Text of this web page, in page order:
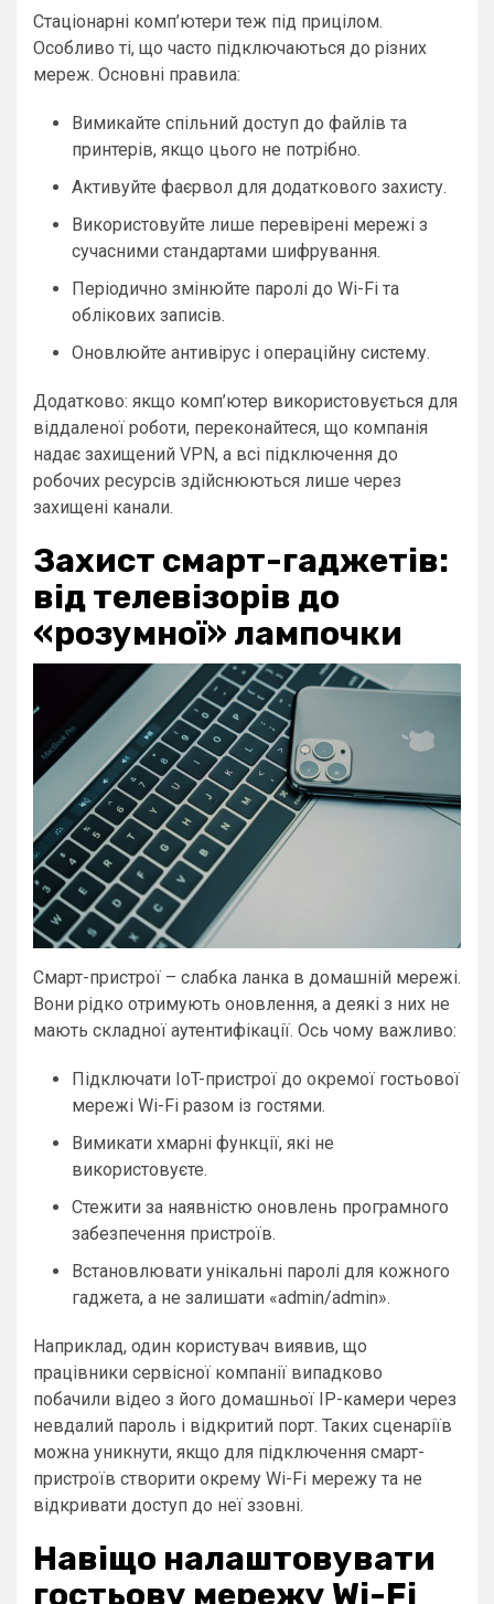
Стаціонарні комп’ютери теж під прицілом.
Особливо ті, що часто підключаються до різних
мереж. Основні правила:
Вимикайте спільний доступ до файлів та
принтерів, якщо цього не потрібно.
Активуйте фаєрвол для додаткового захисту.
Використовуйте лише перевірені мережі з
сучасними стандартами шифрування.
Періодично змінюйте паролі до Wi-Fi та
облікових записів.
Оновлюйте антивірус і операційну систему.
Додатково: якщо комп’ютер використовується для
віддаленої роботи, переконайтеся, що компанія
надає захищений VPN, а всі підключення до
робочих ресурсів здійснюються лише через
захищені канали.
Захист смарт-гаджетів:
від телевізорів до
«розумної» лампочки
Смарт-пристрої – слабка ланка в домашній мережі.
Вони рідко отримують оновлення, а деякі з них не
мають складної аутентифікації. Ось чому важливо:
Підключати IoT-пристрої до окремої гостьової
мережі Wi-Fi разом із гостями.
Вимикати хмарні функції, які не
використовуєте.
Стежити за наявністю оновлень програмного
забезпечення пристроїв.
Встановлювати унікальні паролі для кожного
гаджета, а не залишати «admin/admin».
Наприклад, один користувач виявив, що
працівники сервісної компанії випадково
побачили відео з його домашньої IP-камери через
невдалий пароль і відкритий порт. Таких сценаріїв
можна уникнути, якщо для підключення смарт-
пристроїв створити окрему Wi-Fi мережу та не
відкривати доступ до неї ззовні.
Навіщо налаштовувати
гостьову мережу Wi-Fi